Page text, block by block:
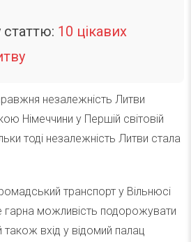
10 цікавих
незалежність Литви
Німеччини у Першій світовій
тоді незалежність Литви стала
транспорт у Вільнюсі
можливість подорожувати
вхід у відомий палац